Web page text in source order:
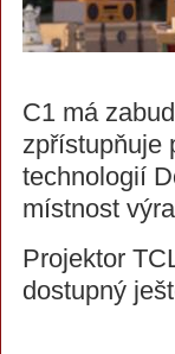
C1 má
zpřístupňuje
technologií
místnost
Projektor
dostupný